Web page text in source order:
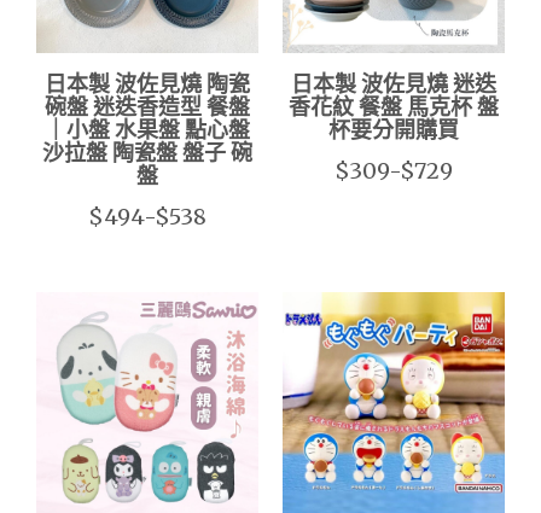
日本製 波佐見燒 陶瓷
碗盤 迷迭香造型 餐盤
｜小盤 水果盤 點心盤
沙拉盤 陶瓷盤 盤子 碗
盤
$494-$538
日本製 波佐見燒 迷迭
香花紋 餐盤 馬克杯 盤
杯要分開購買
$309-$729